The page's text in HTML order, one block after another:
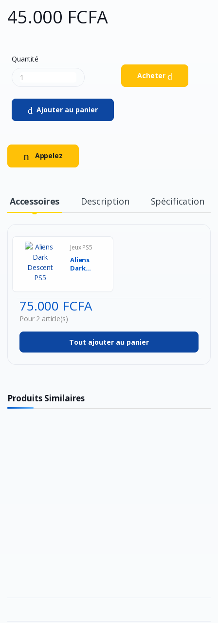
45.000 FCFA
Quantité
Ajouter au panier
Acheter
Appelez
Accessoires Description Spécification
Jeux PS5
Aliens
Dark
75.000 FCFA
Pour 2 article(s)
Tout ajouter au panier
Produits Similaires